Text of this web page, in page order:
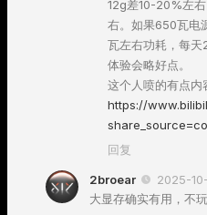
12g差10-20%左
右。如果650瓦电
瓦左右功耗，每天
体验会略好点。
这个人喷的有点内
https://
回复
2broear
2025-
大显存确实有用，不